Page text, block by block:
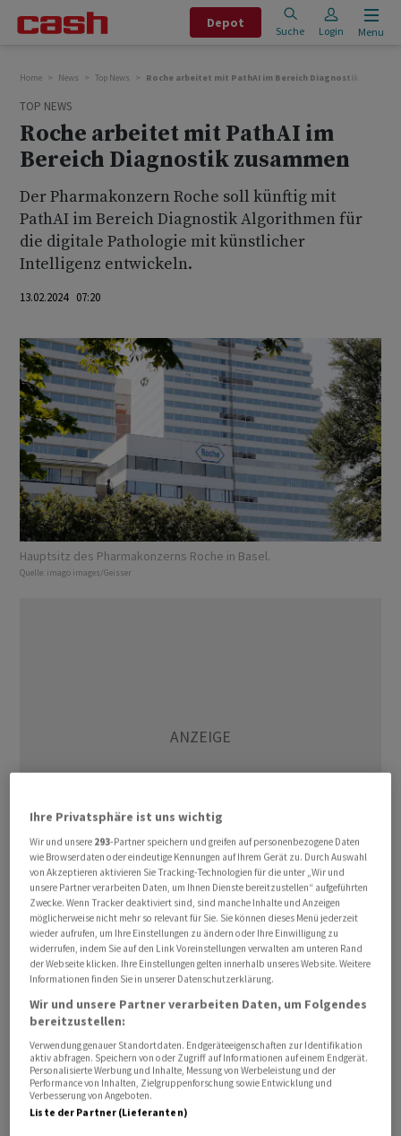
Depot
Suche Login Menu
Home News Top News Roche arbeitet mit PathAI im Bereich Diagnostik
TOP NEWS
Roche arbeitet mit PathAI im
Bereich Diagnostik zusammen
Der Pharmakonzern Roche soll künftig mit
PathAI im Bereich Diagnostik Algorithmen für
die digitale Pathologie mit künstlicher
Intelligenz entwickeln.
13.02.2024 07:20
Hauptsitz des Pharmakonzerns Roche in Basel.
Quelle: imago images/Geisser
Der PharmakonzernRochewird künftig mit PathAI im
Bereich Diagnostik zusammen arbeiten. Gemeinsam
sollen Algorithmen für die digitale Pathologie mit
künstlicher Intelligenz entwickelt werden.
Die Zusammenarbeit soll die Präzisionsmedizin
Begleitdiagnostik zusammengeführt werden, erklärt
Rochein einer Mitteilung vom Dienstag. Roche sei als
Marktführer in der Begleitdiagnostik bestrebt, neue
Innovationen für die personalisierte Medizin zu
Ihre Privatsphäre ist uns wichtig
Wir und unsere 293-Partner speichern und greifen auf personenbezogene Daten
wie Browserdaten oder eindeutige Kennungen auf Ihrem Gerät zu. Durch Auswahl
von Akzeptieren aktivieren Sie Tracking-Technologien für die unter „Wir und
unsere Partner verarbeiten Daten, um Ihnen Dienste bereitzustellen“ aufgeführten
Zwecke. Wenn Tracker deaktiviert sind, sind manche Inhalte und Anzeigen
möglicherweise nicht mehr so relevant für Sie. Sie können dieses Menü jederzeit
wieder aufrufen, um Ihre Einstellungen zu ändern oder Ihre Einwilligung zu
widerrufen, indem Sie auf den Link Voreinstellungen verwalten am unteren Rand
der Webseite klicken. Ihre Einstellungen gelten innerhalb unseres Website. Weitere
Informationen finden Sie in unserer Datenschutzerklärung.
Wir und unsere Partner verarbeiten Daten, um Folgendes
bereitzustellen:
Verwendung genauer Standortdaten. Endgeräteeigenschaften zur Identifikation
aktiv abfragen. Speichern von oder Zugriff auf Informationen auf einem Endgerät.
Personalisierte Werbung und Inhalte, Messung von Werbeleistung und der
Performance von Inhalten, Zielgruppenforschung sowie Entwicklung und
Verbesserung von Angeboten.
Liste der Partner (Lieferanten)